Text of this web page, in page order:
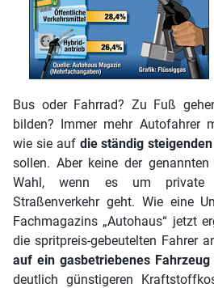
Bus oder Fahrrad? Zu Fuß
bilden? Immer mehr Autofahrer
wie sie auf die ständig
sollen. Aber keine der
Wahl, wenn es um private
Straßenverkehr geht. Wie eine
Fachmagazins „Autohaus“ jetzt
die spritpreis-gebeutelten Fahrer
auf ein gasbetriebenes Fahrzeug
deutlich günstigeren